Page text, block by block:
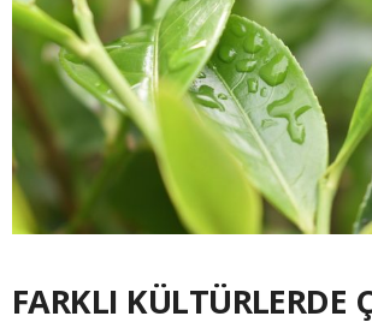
FARKLI KÜLTÜRLERDE